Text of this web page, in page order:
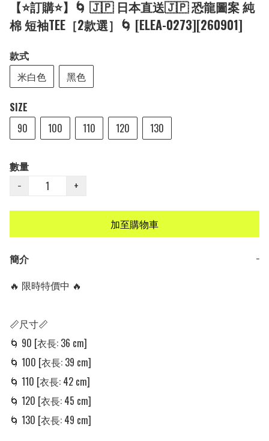
【⭐訂購⭐】🌀 🇯🇵 日本直送🇯🇵 恐龍圖案 純
棉 短袖TEE［2款選］🌀 [ELEA-0273][260901]
款式
米白色
黑色
SIZE
90
100 110 120 130
數量
−
+
加至購物車
簡介
−
🔥 限時特價中 🔥
📏尺寸📏
🌀 90 [衣長: 36 cm]
🌀 100 [衣長: 39 cm]
🌀 110 [衣長: 42 cm]
🌀 120 [衣長: 45 cm]
🌀 130 [衣長: 49 cm]